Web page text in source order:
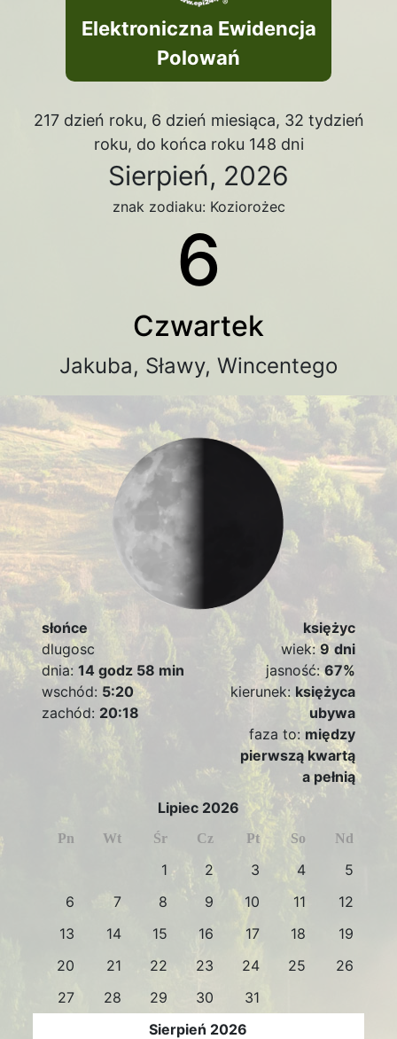
Elektroniczna Ewidencja
Polowań
217 dzień roku, 6 dzień miesiąca, 32 tydzień
roku, do końca roku 148 dni
Sierpień, 2026
znak zodiaku: Koziorożec
6
Czwartek
Jakuba, Sławy, Wincentego
słońce
dlugosc
dnia:14 godz 58 min
wschód: 5:20
zachód: 20:18
księżyc
wiek:9 dni
jasność:67%
kierunek: księżyca
ubywa
faza to: między
pierwszą kwartą
a pełnią
Lipiec 2026
Pn Wt Śr Cz Pt So Nd
1 2 3 4
5
6
7 8 9 10 11
12
13
14 15 16 17 18
19
20
21 22 23 24 25
26
27
28 29 30
31
Sierpień 2026